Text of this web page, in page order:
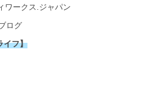
ワークス.ジャパン
ログ
イフ】